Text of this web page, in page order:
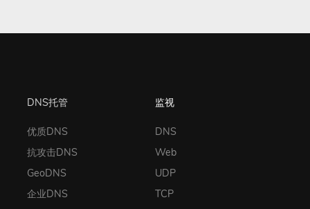
DNS托管
优质DNS
抗攻击DNS
GeoDNS
企业DNS
监视
DNS
Web
UDP
TCP